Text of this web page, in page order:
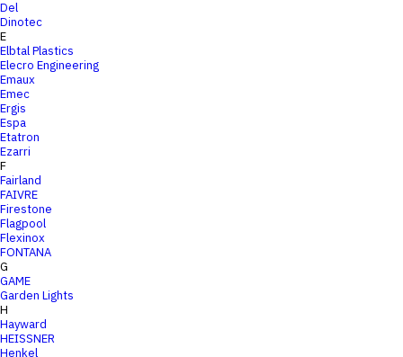
Del
Dinotec
E
Elbtal Plastics
Elecro Engineering
Emaux
Emec
Ergis
Espa
Etatron
Ezarri
F
Fairland
FAIVRE
Firestone
Flagpool
Flexinox
FONTANA
G
GAME
Garden Lights
H
Hayward
HEISSNER
Henkel